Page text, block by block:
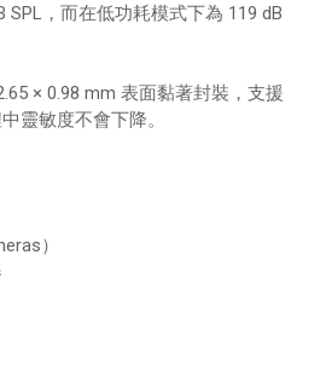
SPL，而在低功耗模式下為 119 dB
× 0.98 mm 表面黏著封裝，支援
靈敏度不會下降。
）